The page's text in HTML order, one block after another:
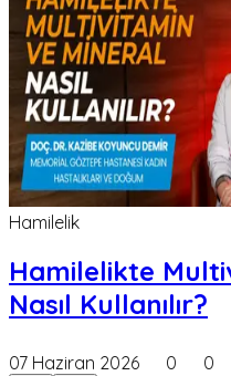
Hamilelik
Hamilelikte
Nasıl Kullanılır?
07 Haziran 2026 0 0